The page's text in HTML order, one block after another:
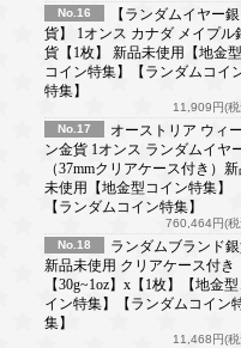
No.16
【ランダムイヤー銀
貨】 1オンス カナダ メイプル
貨【1枚】 新品未使用【地金型
コイン特集】【ランダムコイ
特集】
11,909円(
No.17
オーストリア ウィー
ン金貨 1オンス ランダムイヤ
（37mmクリアケース付き）
未使用【地金型コイン特集】
【ランダムコイン特集】
760,464円(税
No.18
ランダムブランド
新品未使用 クリアケース付き
【30g~1oz】x【1枚】【地金型
イン特集】【ランダムコイン
集】
11,468円(